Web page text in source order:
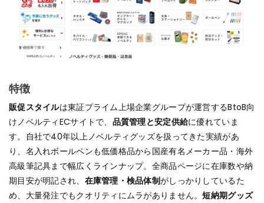
特徴
販促スタイルは東証プライム上場企業グループが運営するBtoB向
けノベルティECサイトで、 品質管理と安定供給に優れていま
す。自社で40年以上ノベルティグッズを扱ってきた実績があ
り、名入れボールペンも低価格品から国産有名メーカー品・海外
高級筆記具まで幅広くラインナップ。全商品ページに在庫数や納
期目安が明記され、 在庫管理・検品体制がしっかりしているた
め、大量発注でもクオリティにムラがありません。短納期グッズ